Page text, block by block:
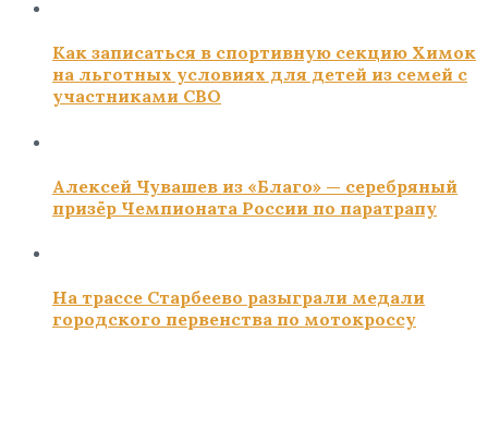
Как записаться в спортивную секцию Химок
на льготных условиях для детей из семей с
участниками СВО
Алексей Чувашев из «Благо» — серебряный
призёр Чемпионата России по паратрапу
На трассе Старбеево разыграли медали
городского первенства по мотокроссу